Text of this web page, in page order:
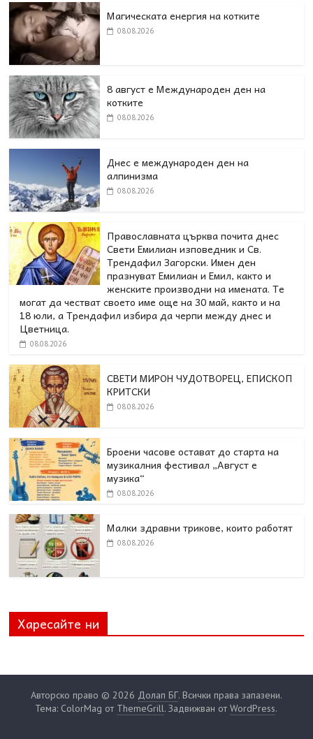
Магическата енергия на котките
08.08.2026
8 август е Международен ден на
котките
08.08.2026
Днес е международен ден на
алпинизма
08.08.2026
Православната църква почита днес
Свети Емилиан изповедник и Св.
Трендафил Загорски. Имен ден
празнуват Емилиан и Емил, както и
женските производни на имената. Те
могат да честват своето име още на 30 май, както и на
18 юли, а Трендафил избира да черпи между днес и
Цветница.
08.08.2026
СВЕТИ МИРОН ЧУДОТВОРЕЦ, ЕПИСКОП
КРИТСКИ
08.08.2026
Броени часове остават до старта на
музикалния фестивал „Август е
музика“
08.08.2026
Малки здравни трикове, които работят
08.08.2026
Харесайте ни
Авторско право © 2026 Долап БГ. Всички права запазени.
Тема: ColorMag от ThemeGrill. Задвижван отWordPress.